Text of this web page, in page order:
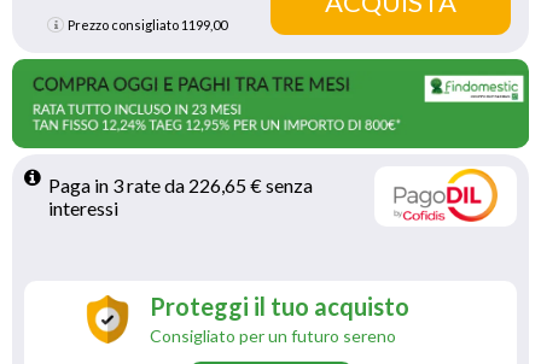
Prezzo consigliato 1199,00
Paga in 3 rate da 226,65 € senza
interessi
Proteggi il tuo acquisto
Consigliato per un futuro sereno